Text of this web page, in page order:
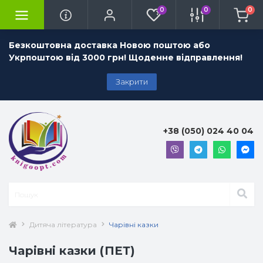
Безкоштовна доставка Новою поштою або
Укрпоштою від 3000 грн! Щоденне відправлення!
Закрити
0 0 0
+38 (050) 024 40 04
Дитяча література Чарівні казки
Чарівні казки (ПЕТ)